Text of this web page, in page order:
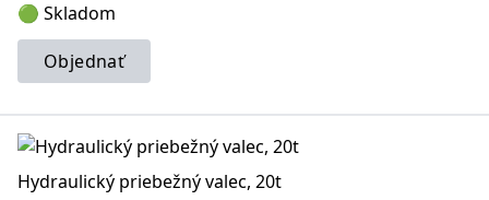
🟢 Skladom
Objednať
Hydraulický priebežný valec, 20t